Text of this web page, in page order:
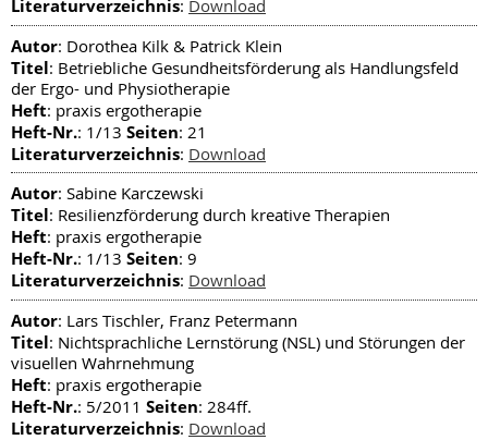
Literaturverzeichnis: Download
Autor: Dorothea Kilk & Patrick Klein
Titel: Betriebliche Gesundheitsförderung als Handlungsfeld
der Ergo- und Physiotherapie
Heft: praxis ergotherapie
Heft-Nr.: 1/13 Seiten: 21
Literaturverzeichnis: Download
Autor: Sabine Karczewski
Titel: Resilienzförderung durch kreative Therapien
Heft: praxis ergotherapie
Heft-Nr.: 1/13 Seiten: 9
Literaturverzeichnis: Download
Autor: Lars Tischler, Franz Petermann
Titel: Nichtsprachliche Lernstörung (NSL) und Störungen der
visuellen Wahrnehmung
Heft: praxis ergotherapie
Heft-Nr.: 5/2011 Seiten: 284ff.
Literaturverzeichnis: Download